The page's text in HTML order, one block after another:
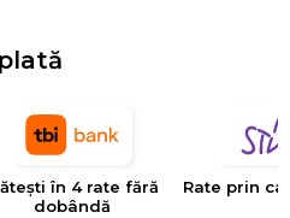
si huselor pentru
inovatia si calitatea
stilul si traiectoria Eysa inca
în 4 rate fără
dobândă
Rate prin